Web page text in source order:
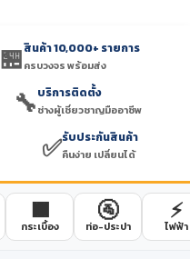
🏪สินค้า 10,000+ รายการ
ครบวงจร พร้อมส่ง
🔧บริการติดตั้ง
ช่างผู้เชี่ยวชาญมืออาชีพ
✅รับประกันสินค้า
คืนง่าย เปลี่ยนได้
🟫
กระเบื้อง
🚰
ท่อ-ประปา
⚡
ไฟฟ้า